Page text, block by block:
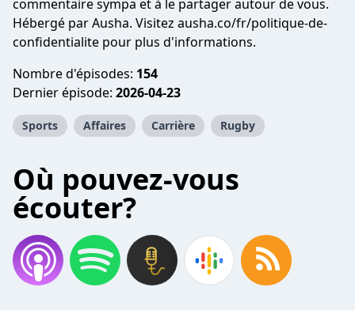
commentaire sympa et à le partager autour de vous.
Hébergé par Ausha. Visitez ausha.co/fr/politique-de-
confidentialite pour plus d'informations.
Nombre d'épisodes: 154
Dernier épisode: 2026-04-23
Sports Affaires Carrière Rugby
Où pouvez-vous
écouter?